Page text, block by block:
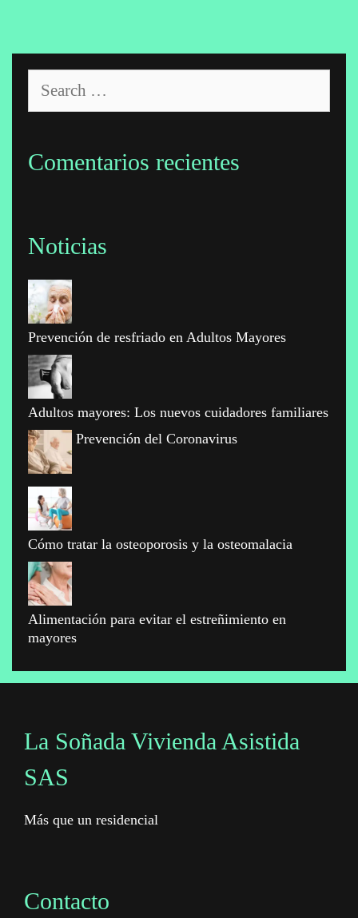
for:
Comentarios recientes
Noticias
Prevención de resfriado en Adultos Mayores
Adultos mayores: Los nuevos cuidadores familiares
Prevención del Coronavirus
Cómo tratar la osteoporosis y la osteomalacia
Alimentación para evitar el estreñimiento en
mayores
La Soñada Vivienda Asistida
SAS
Más que un residencial
Contacto